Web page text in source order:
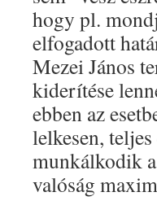
hogy pl.
elfogadott
Mezei János
kiderítése
ebben az
lelkesen,
munkálkodik
valóság